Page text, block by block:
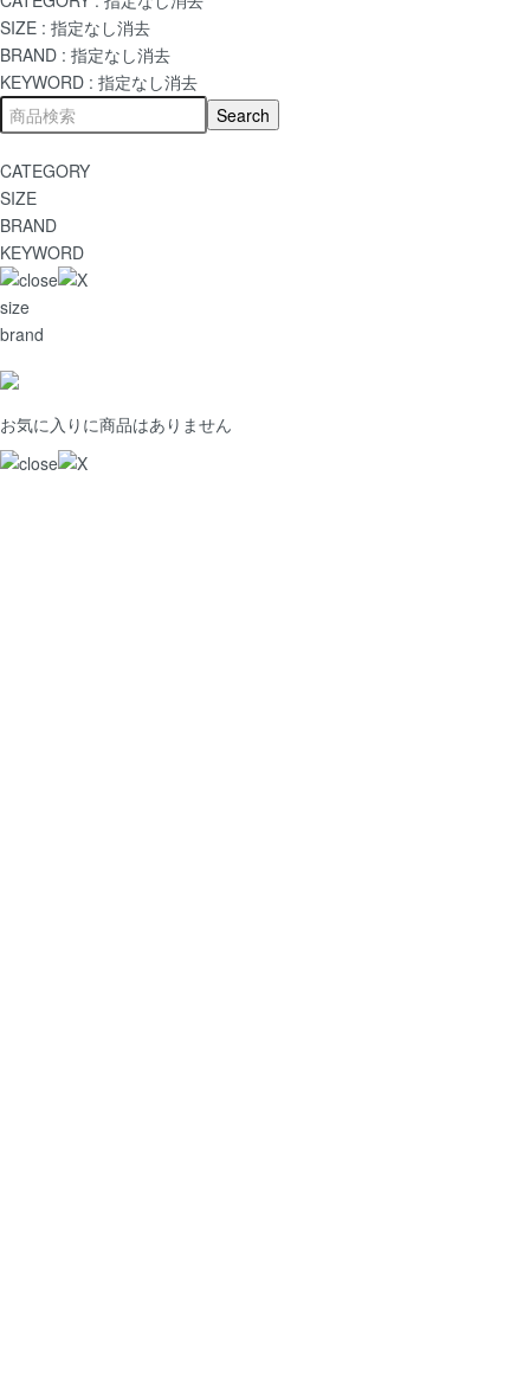
SIZE : 指定なし消去
BRAND : 指定なし消去
KEYWORD : 指定なし消去
CATEGORY
SIZE
BRAND
KEYWORD
size
brand
お気に入りに商品はありません